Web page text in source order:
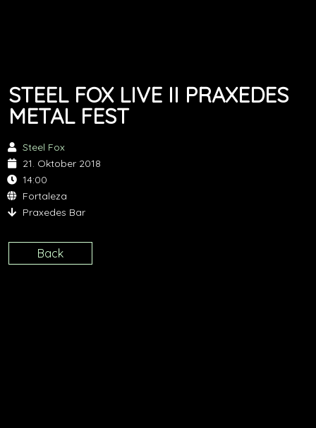
STEEL FOX LIVE II PRAXEDES
METAL FEST
Steel Fox
21. Oktober 2018
14:00
Fortaleza
Praxedes Bar
Back